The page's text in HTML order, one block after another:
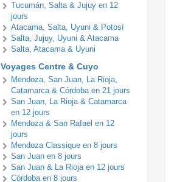
Tucumán, Salta & Jujuy en 12
jours
Atacama, Salta, Uyuni & Potosí
Salta, Jujuy, Uyuni & Atacama
Salta, Atacama & Uyuni
Voyages Centre & Cuyo
Mendoza, San Juan, La Rioja,
Catamarca & Córdoba en 21 jours
San Juan, La Rioja & Catamarca
en 12 jours
Mendoza & San Rafael en 12
jours
Mendoza Classique en 8 jours
San Juan en 8 jours
San Juan & La Rioja en 12 jours
Córdoba en 8 jours